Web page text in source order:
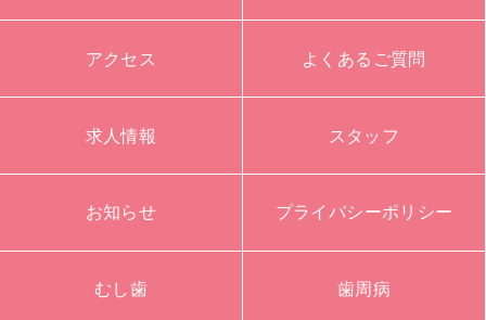
アクセス よくあるご質問
求人情報 スタッフ
お知らせ プライバシーポリシー
むし歯 歯周病